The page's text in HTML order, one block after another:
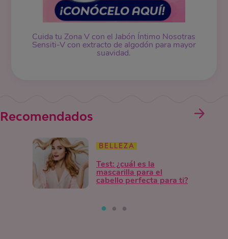
Cuida tu Zona V con el Jabón Íntimo Nosotras
Sensiti-V con extracto de algodón para mayor
suavidad.
Recomendados
BELLEZA
Test: ¿cuál es la
mascarilla para el
cabello perfecta para ti?